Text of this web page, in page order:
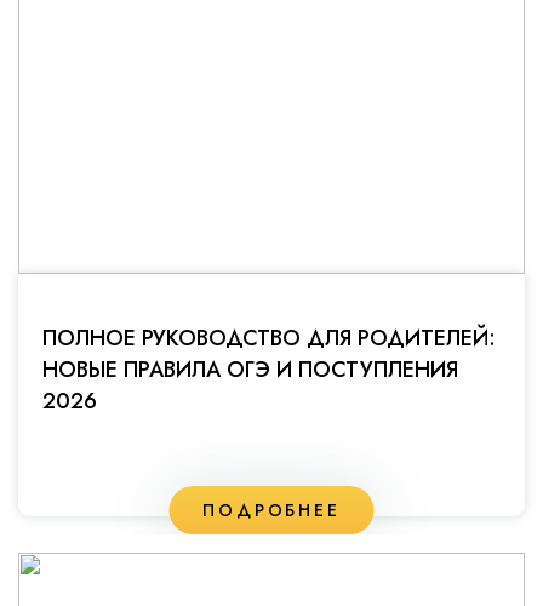
ПОЛНОЕ РУКОВОДСТВО ДЛЯ РОДИТЕЛЕЙ:
НОВЫЕ ПРАВИЛА ОГЭ И ПОСТУПЛЕНИЯ
2026
ПОДРОБНЕЕ